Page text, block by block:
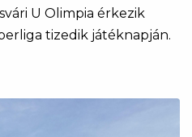
U Olimpia érkezik
tizedik játéknapján.